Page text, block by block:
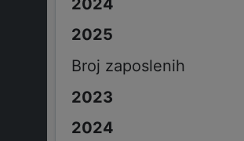
Broj zaposlenih